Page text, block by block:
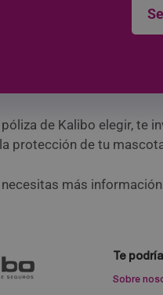
de Kalibo elegir,
protección de tu
más
Te
Sobre